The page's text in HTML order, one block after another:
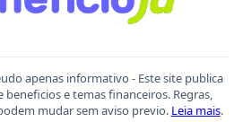
apenas informativo - Este site publica
e temas financeiros. Regras,
mudar sem aviso previo. Leia mais.